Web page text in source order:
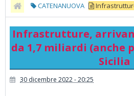
CATENANUOVA
1,7 miliardi (anche per la Sicilia) - La Sicilia
Infrastrutture,
da 1,7 miliardi (anche
Sicilia
30 dicembre 2022 - 20:25